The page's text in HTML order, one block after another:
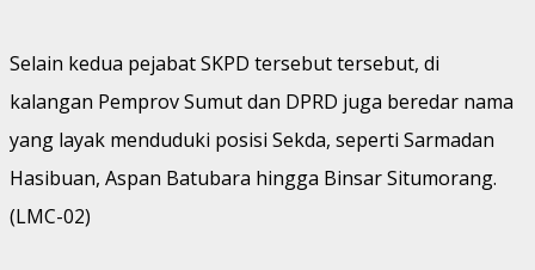
Selain kedua pejabat SKPD tersebut tersebut, di
kalangan Pemprov Sumut dan DPRD juga beredar nama
yang layak menduduki posisi Sekda, seperti Sarmadan
Hasibuan, Aspan Batubara hingga Binsar Situmorang.
(LMC-02)